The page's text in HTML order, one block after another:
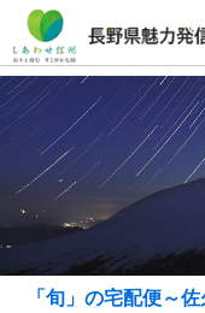
「旬」の宅配便～